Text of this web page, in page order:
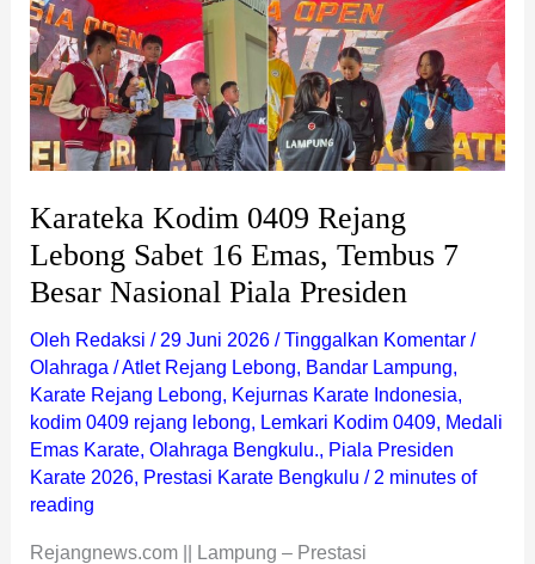
Karateka Kodim 0409 Rejang
Lebong Sabet 16 Emas, Tembus 7
Besar Nasional Piala Presiden
Oleh Redaksi / 29 Juni 2026 /Tinggalkan Komentar /
Olahraga /Atlet Rejang Lebong, Bandar Lampung,
Karate Rejang Lebong, Kejurnas Karate Indonesia,
kodim 0409 rejang lebong, Lemkari Kodim 0409, Medali
Emas Karate, Olahraga Bengkulu., Piala Presiden
Karate 2026, Prestasi Karate Bengkulu / 2 minutes of
reading
Rejangnews.com || Lampung – Prestasi
Besar
Nasional
Piala
Presiden